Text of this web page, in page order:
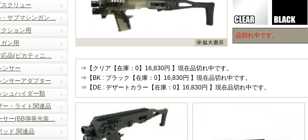
クリュー
・サブマシンガン…
ション用
ン用
応品(ピカティニ…
ンサー
ンサーアダプター
シュハイダー類
ー・ライト関連品
サー(BB弾発光装…
ッド.関連品
品切れ中です。
⇒【クリア【在庫：0】16,830円 】現在品切れ中です。
⇒【BK : ブラック【在庫：0】16,830円 】現在品切れ中です。
⇒【DE : デザートカラー【在庫：0】16,830円 】現在品切れ中です。